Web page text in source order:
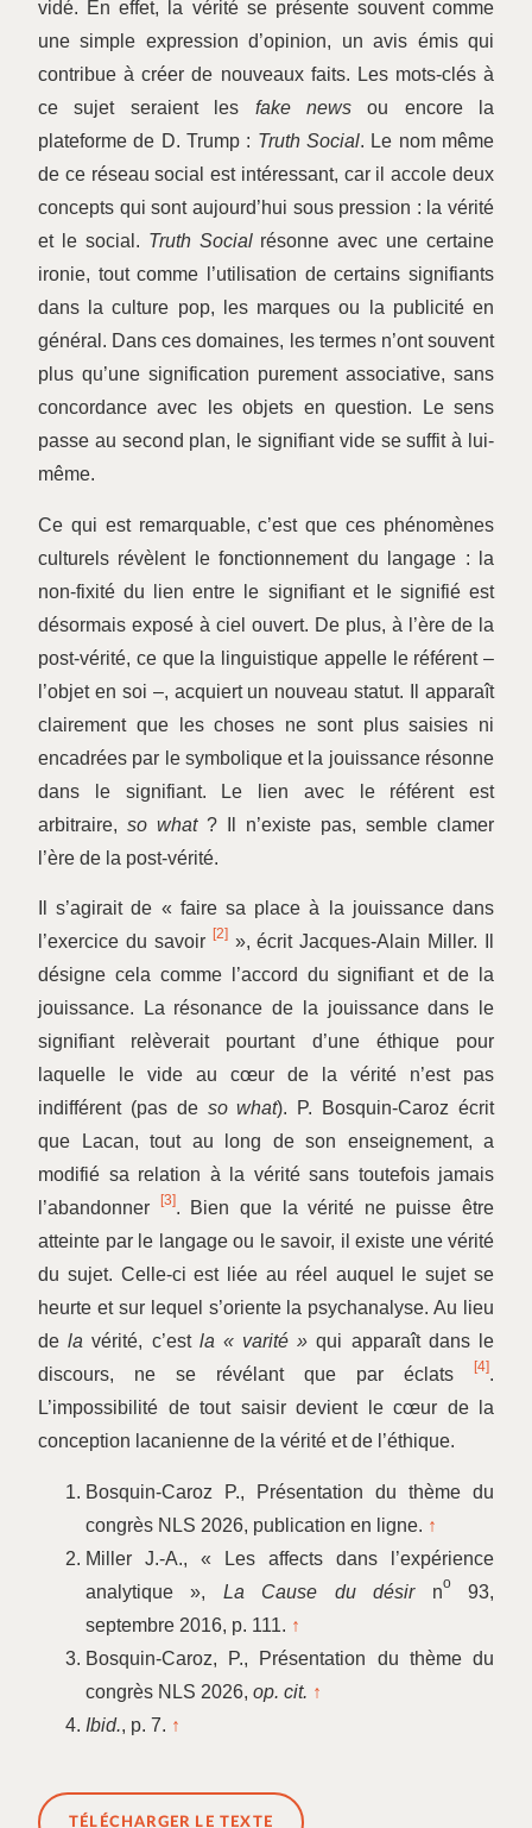
vidé. En effet, la vérité se présente souvent comme
une simple expression d’opinion, un avis émis qui
contribue à créer de nouveaux faits. Les mots-clés à
ce sujet seraient les fake newsou encore la
plateforme de D. Trump : Truth Social. Le nom même
de ce réseau social est intéressant, car il accole deux
concepts qui sont aujourd’hui sous pression : la vérité
et le social. Truth Socialrésonne avec une certaine
ironie, tout comme l’utilisation de certains signifiants
dans la culture pop, les marques ou la publicité en
général. Dans ces domaines, les termes n’ont souvent
plus qu’une signification purement associative, sans
concordance avec les objets en question. Le sens
passe au second plan, le signifiant vide se suffit à lui-
même.
Ce qui est remarquable, c’est que ces phénomènes
culturels révèlent le fonctionnement du langage : la
non-fixité du lien entre le signifiant et le signifié est
désormais exposé à ciel ouvert. De plus, à l’ère de la
post-vérité, ce que la linguistique appelle le référent –
l’objet en soi –, acquiert un nouveau statut. Il apparaît
clairement que les choses ne sont plus saisies ni
encadrées par le symbolique et la jouissance résonne
dans le signifiant. Le lien avec le référent est
arbitraire, so what? Il n’existe pas, semble clamer
l’ère de la post-vérité.
Il s’agirait de « faire sa place à la jouissance dans
l’exercice du savoir [2]», écrit Jacques-Alain Miller. Il
désigne cela comme l’accord du signifiant et de la
jouissance. La résonance de la jouissance dans le
signifiant relèverait pourtant d’une éthique pour
laquelle le vide au cœur de la vérité n’est pas
indifférent (pas deso what). P. Bosquin-Caroz écrit
que Lacan, tout au long de son enseignement, a
modifié sa relation à la vérité sans toutefois jamais
l’abandonner
[3]. Bien que la vérité ne puisse être
atteinte par le langage ou le savoir, il existe une vérité
du sujet. Celle-ci est liée au réel auquel le sujet se
heurte et sur lequel s’oriente la psychanalyse. Au lieu
de lavérité, c’est la « varité »qui apparaît dans le
discours, ne se révélant que par éclats
[4].
L’impossibilité de tout saisir devient le cœur de la
conception lacanienne de la vérité et de l’éthique.
Bosquin-Caroz P., Présentation du thème du
congrès NLS 2026, publication en ligne. ↑
Miller J.-A., « Les affects dans l’expérience
analytique », La Cause du désirno
93,
septembre 2016, p. 111. ↑
Bosquin-Caroz, P., Présentation du thème du
congrès NLS 2026, op. cit. ↑
Ibid., p. 7. ↑
TÉLÉCHARGER LE TEXTE